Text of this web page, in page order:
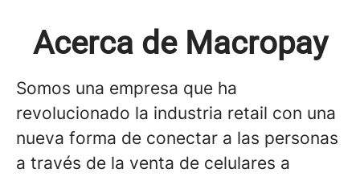
Acerca de Macropay
Somos una empresa que ha
revolucionado la industria retail con una
nueva forma de conectar a las personas
a través de la venta de celulares a